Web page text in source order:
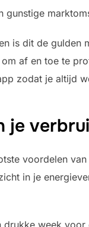
gunstige
is dit de gulden
af en toe te
zodat je altijd
je
voordelen
in je